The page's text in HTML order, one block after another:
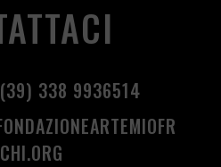
338 9936514